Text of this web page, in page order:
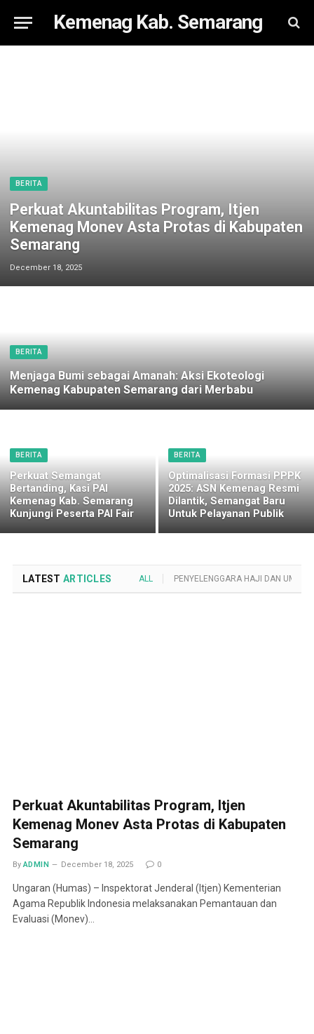
Kemenag Kab. Semarang
BERITA
Perkuat Akuntabilitas Program, Itjen
Kemenag Monev Asta Protas di Kabupaten
Semarang
December 18, 2025
BERITA
Menjaga Bumi sebagai Amanah: Aksi Ekoteologi
Kemenag Kabupaten Semarang dari Merbabu
BERITA
Perkuat Semangat
Bertanding, Kasi PAI
Kemenag Kab. Semarang
Kunjungi Peserta PAI Fair
BERITA
Optimalisasi Formasi PPPK
2025: ASN Kemenag Resmi
Dilantik, Semangat Baru
Untuk Pelayanan Publik
LATEST ARTICLES ALL PENYELENGGARA HAJI DAN UMROH
Perkuat Akuntabilitas Program, Itjen
Kemenag Monev Asta Protas di Kabupaten
Semarang
By ADMIN December 18, 2025 0
Ungaran (Humas) – Inspektorat Jenderal (Itjen) Kementerian
Agama Republik Indonesia melaksanakan Pemantauan dan
Evaluasi (Monev)…